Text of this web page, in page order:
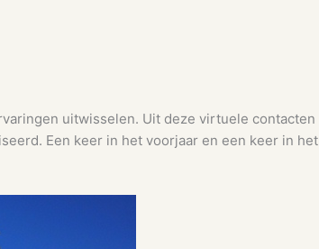
uitwisselen. Uit deze virtuele contacten
Een keer in het voorjaar en een keer in het